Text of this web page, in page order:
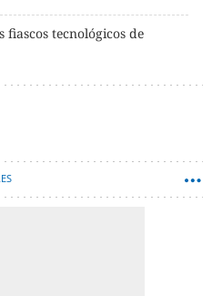
fiascos tecnológicos de